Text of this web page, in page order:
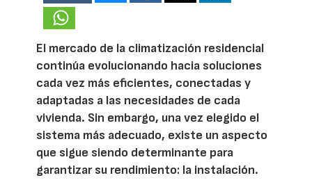
El mercado de la climatización residencial
continúa evolucionando hacia soluciones
cada vez más eficientes, conectadas y
adaptadas a las necesidades de cada
vivienda. Sin embargo, una vez elegido el
sistema más adecuado, existe un aspecto
que sigue siendo determinante para
garantizar su rendimiento: la instalación.